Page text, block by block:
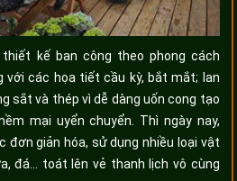
kế ban công theo phong cách
với các họa tiết cầu kỳ, bắt mắt; lan
sắt và thép vì dễ dàng uốn cong tạo
mại uyển chuyển. Thì ngày nay,
đơn giản hóa, sử dụng nhiều loại vật
đá… toát lên vẻ thanh lịch vô cùng